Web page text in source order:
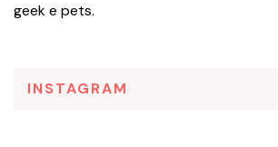
geek e pets.
INSTAGRAM